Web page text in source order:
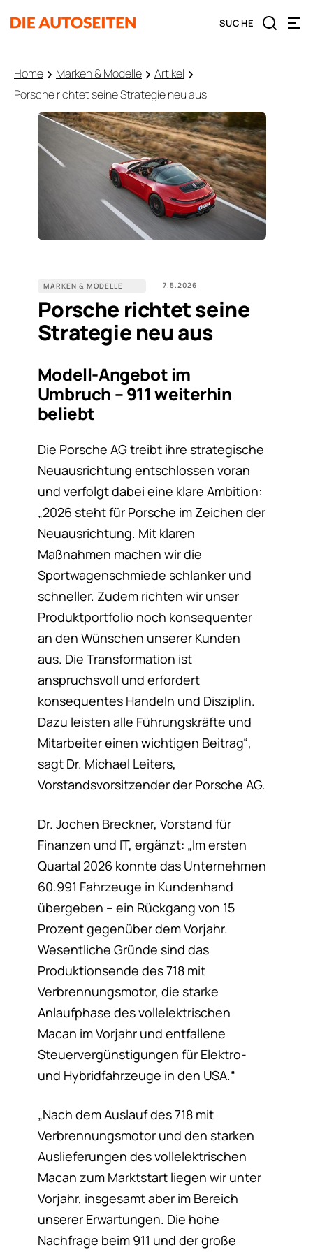
Home Marken & Modelle
Artikel
Porsche richtet seine Strategie neu aus
MARKEN & MODELLE 7.5.2026
Porsche richtet seine
Strategie neu aus
Modell-Angebot im
Umbruch – 911 weiterhin
beliebt
Die Porsche AG treibt ihre strategische
Neuausrichtung entschlossen voran
und verfolgt dabei eine klare Ambition:
„2026 steht für Porsche im Zeichen der
Neuausrichtung. Mit klaren
Maßnahmen machen wir die
Sportwagenschmiede schlanker und
schneller. Zudem richten wir unser
Produktportfolio noch konsequenter
an den Wünschen unserer Kunden
aus. Die Transformation ist
anspruchsvoll und erfordert
konsequentes Handeln und Disziplin.
Dazu leisten alle Führungskräfte und
Mitarbeiter einen wichtigen Beitrag“,
sagt Dr. Michael Leiters,
Vorstandsvorsitzender der Porsche AG.
Dr. Jochen Breckner, Vorstand für
Finanzen und IT, ergänzt: „Im ersten
Quartal 2026 konnte das Unternehmen
60.991 Fahrzeuge in Kundenhand
übergeben – ein Rückgang von 15
Prozent gegenüber dem Vorjahr.
Wesentliche Gründe sind das
Produktionsende des 718 mit
Verbrennungsmotor, die starke
Anlaufphase des vollelektrischen
Macan im Vorjahr und entfallene
Steuervergünstigungen für Elektro-
und Hybridfahrzeuge in den USA.“
„Nach dem Auslauf des 718 mit
Verbrennungsmotor und den starken
Auslieferungen des vollelektrischen
Macan zum Marktstart liegen wir unter
Vorjahr, insgesamt aber im Bereich
unserer Erwartungen. Die hohe
Nachfrage beim 911 und der große